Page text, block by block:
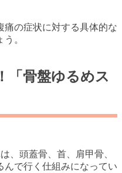
痛の症状に対する具体的な
。
「骨盤ゆるめス
、頭蓋骨、首、肩甲骨、
んで行く仕組みになってい